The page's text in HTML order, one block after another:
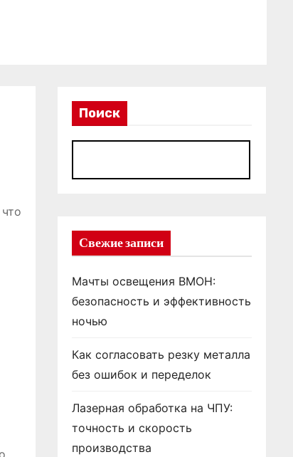
Поиск
Свежие записи
Мачты освещения ВМОН:
безопасность и эффективность
ночью
Как согласовать резку металла
без ошибок и переделок
Лазерная обработка на ЧПУ:
точность и скорость
производства